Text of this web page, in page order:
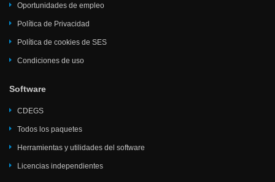
Oportunidades de empleo
Política de Privacidad
Política de cookies de SES
Condiciones de uso
Software
CDEGS
Todos los paquetes
Herramientas y utilidades del software
Licencias independientes